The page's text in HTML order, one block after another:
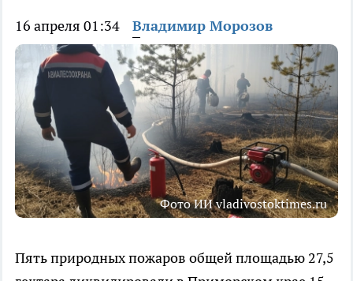
16 апреля 01:34 Владимир Морозов
Фото ИИ vladivostoktimes.ru
Пять природных пожаров общей площадью 27,5